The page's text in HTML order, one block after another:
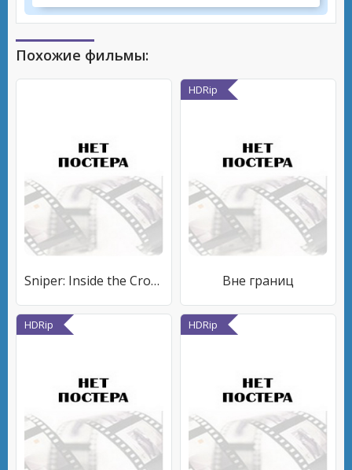
Похожие фильмы:
Sniper: Inside the Crosshairs
HDRip
Вне границ
HDRip HDRip